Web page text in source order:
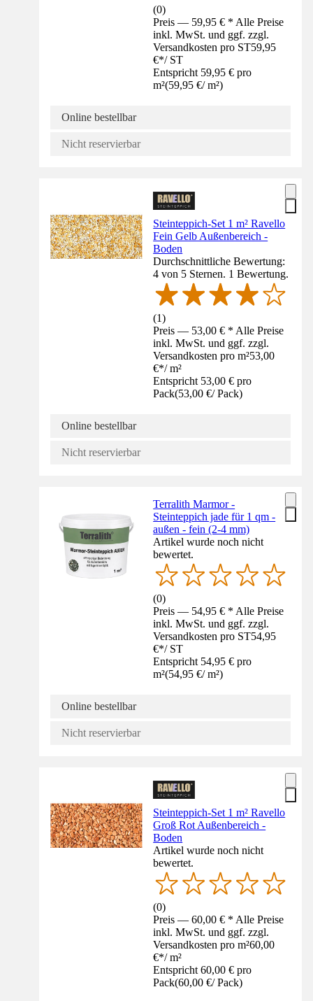
(0)
Preis — 59,95 € * Alle Preise
inkl. MwSt. und ggf. zzgl.
Versandkosten pro ST59,95
€*/ ST
Entspricht 59,95 € pro
m²(59,95 €/ m²)
Online bestellbar
Nicht reservierbar
Steinteppich-Set 1 m² Ravello
Fein Gelb Außenbereich -
Boden
Durchschnittliche Bewertung:
4 von 5 Sternen. 1 Bewertung.
(1)
Preis — 53,00 € * Alle Preise
inkl. MwSt. und ggf. zzgl.
Versandkosten pro m²53,00
€*/ m²
Entspricht 53,00 € pro
Pack(53,00 €/ Pack)
Online bestellbar
Nicht reservierbar
Terralith Marmor -
Steinteppich jade für 1 qm -
außen - fein (2-4 mm)
Artikel wurde noch nicht
bewertet.
(0)
Preis — 54,95 € * Alle Preise
inkl. MwSt. und ggf. zzgl.
Versandkosten pro ST54,95
€*/ ST
Entspricht 54,95 € pro
m²(54,95 €/ m²)
Online bestellbar
Nicht reservierbar
Steinteppich-Set 1 m² Ravello
Groß Rot Außenbereich -
Boden
Artikel wurde noch nicht
bewertet.
(0)
Preis — 60,00 € * Alle Preise
inkl. MwSt. und ggf. zzgl.
Versandkosten pro m²60,00
€*/ m²
Entspricht 60,00 € pro
Pack(60,00 €/ Pack)